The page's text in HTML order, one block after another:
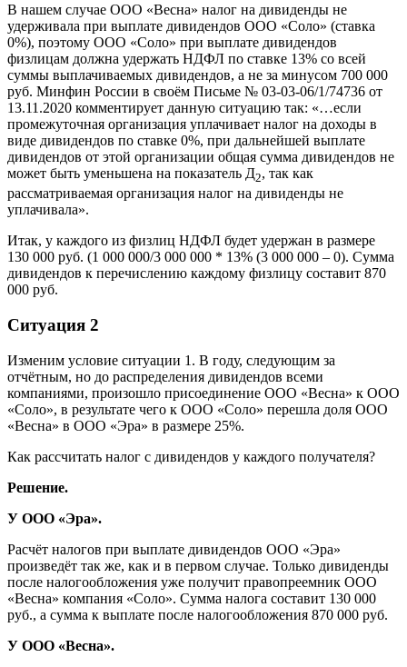
В нашем случае ООО «Весна» налог на дивиденды не
удерживала при выплате дивидендов ООО «Соло» (ставка
0%), поэтому ООО «Соло» при выплате дивидендов
физлицам должна удержать НДФЛ по ставке 13% со всей
суммы выплачиваемых дивидендов, а не за минусом 700 000
руб. Минфин России в своём Письме № 03-03-06/1/74736 от
13.11.2020 комментирует данную ситуацию так: «…если
промежуточная организация уплачивает налог на доходы в
виде дивидендов по ставке 0%, при дальнейшей выплате
дивидендов от этой организации общая сумма дивидендов не
может быть уменьшена на показатель Д2, так как
рассматриваемая организация налог на дивиденды не
уплачивала».
Итак, у каждого из физлиц НДФЛ будет удержан в размере
130 000 руб. (1 000 000/3 000 000 * 13% (3 000 000 – 0). Сумма
дивидендов к перечислению каждому физлицу составит 870
000 руб.
Ситуация 2
Изменим условие ситуации 1. В году, следующим за
отчётным, но до распределения дивидендов всеми
компаниями, произошло присоединение ООО «Весна» к ООО
«Соло», в результате чего к ООО «Соло» перешла доля ООО
«Весна» в ООО «Эра» в размере 25%.
Как рассчитать налог с дивидендов у каждого получателя?
Решение.
У ООО «Эра».
Расчёт налогов при выплате дивидендов ООО «Эра»
произведёт так же, как и в первом случае. Только дивиденды
после налогообложения уже получит правопреемник ООО
«Весна» компания «Соло». Сумма налога составит 130 000
руб., а сумма к выплате после налогообложения 870 000 руб.
У ООО «Весна».